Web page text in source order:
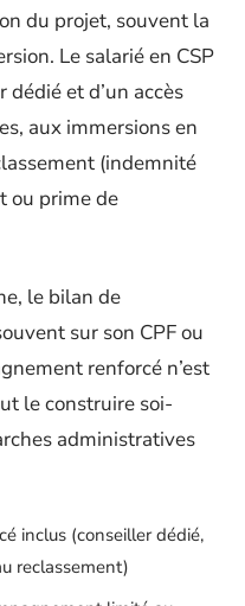
du projet, souvent la
Le salarié en CSP
dédié et d’un accès
aux immersions en
(indemnité
ou prime de
le bilan de
sur son CPF ou
renforcé n’est
le construire soi-
administratives
inclus (conseiller dédié,
reclassement)